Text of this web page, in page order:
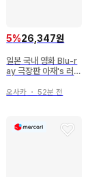
5%26,347원
일본 국내 영화 Blu-r
ay 극장판 아재's 러브
셔리판
오사카 ・52분 전